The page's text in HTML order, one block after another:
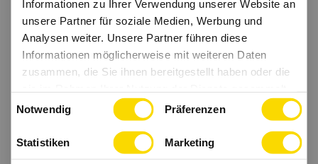
Informationen zu Ihrer Verwendung unserer Website an
unsere Partner für soziale Medien, Werbung und
Analysen weiter. Unsere Partner führen diese
Informationen möglicherweise mit weiteren Daten
zusammen, die Sie ihnen bereitgestellt haben oder die
haben.
Notwendig Präferenzen
Statistiken Marketing